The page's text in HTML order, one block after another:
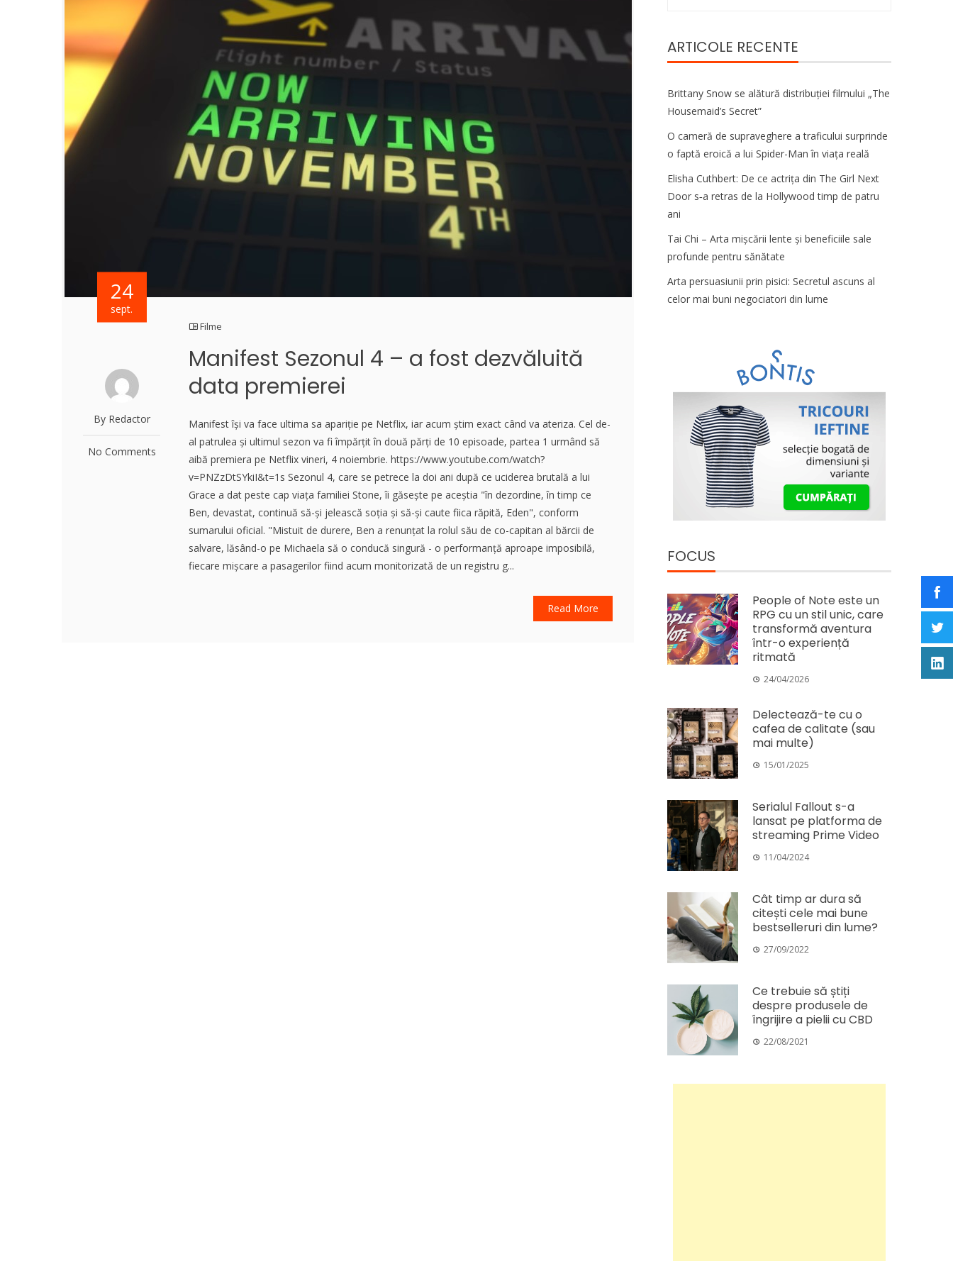
24
sept.
By Redactor
No Comments
Filme
Manifest Sezonul 4 – a fost dezvăluită
data premierei
Manifest își va face ultima sa apariție pe Netflix, iar acum știm exact când va ateriza. Cel de-
al patrulea și ultimul sezon va fi împărțit în două părți de 10 episoade, partea 1 urmând să
aibă premiera pe Netflix vineri, 4 noiembrie. https://www.youtube.com/watch?
v=PNZzDtSYkiI&t=1s Sezonul 4, care se petrece la doi ani după ce uciderea brutală a lui
Grace a dat peste cap viața familiei Stone, îi găsește pe aceștia "în dezordine, în timp ce
Ben, devastat, continuă să-și jelească soția și să-și caute fiica răpită, Eden", conform
sumarului oficial. "Mistuit de durere, Ben a renunțat la rolul său de co-capitan al bărcii de
salvare, lăsând-o pe Michaela să o conducă singură - o performanță aproape imposibilă,
fiecare mișcare a pasagerilor fiind acum monitorizată de un registru g...
Read More
ARTICOLE RECENTE
Brittany Snow se alătură distribuției filmului „The
Housemaid’s Secret”
O cameră de supraveghere a traficului surprinde
o faptă eroică a lui Spider-Man în viața reală
Elisha Cuthbert: De ce actrița din The Girl Next
Door s‑a retras de la Hollywood timp de patru
ani
Tai Chi – Arta mișcării lente și beneficiile sale
profunde pentru sănătate
Arta persuasiunii prin pisici: Secretul ascuns al
celor mai buni negociatori din lume
FOCUS
People of Note este un
RPG cu un stil unic, care
transformă aventura
într-o experiență
ritmată
24/04/2026
Delectează-te cu o
cafea de calitate (sau
mai multe)
15/01/2025
Serialul Fallout s-a
lansat pe platforma de
streaming Prime Video
11/04/2024
Cât timp ar dura să
citești cele mai bune
bestselleruri din lume?
27/09/2022
Ce trebuie să știți
despre produsele de
îngrijire a pielii cu CBD
22/08/2021